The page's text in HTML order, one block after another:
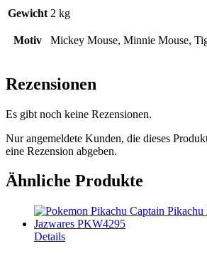
Gewicht 2 kg
Motiv Mickey Mouse, Minnie Mouse,
Rezensionen
Es gibt noch keine Rezensionen.
Nur angemeldete Kunden, die dieses
eine Rezension abgeben.
Ähnliche Produkte
Details